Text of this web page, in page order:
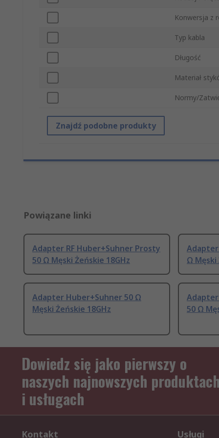
Konwersja z
Typ kabla
Długość
Materiał
Normy/
Znajdź podobne produkty
Powiązane linki
Adapter RF Huber+Suhner Prosty
50 Ω Męski Żeńskie 18GHz
Ω Męski
Adapter Huber+Suhner 50 Ω
Męski Żeńskie 18GHz
Adapter
50 Ω
Dowiedz się jako pierwszy o
naszych najnowszych produktach
i usługach
Kontakt Usługi